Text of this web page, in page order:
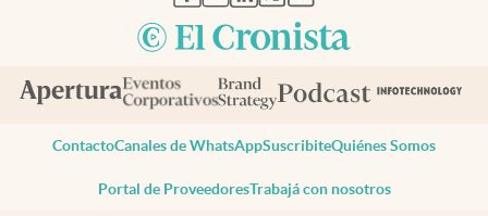
ContactoCanales de WhatsAppSuscribiteQuiénes Somos
Portal de ProveedoresTrabajá con nosotros